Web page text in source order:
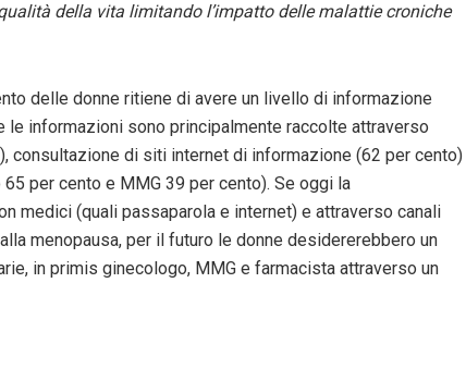
della vita limitando l’impatto delle malattie croniche
delle donne ritiene di avere un livello di informazione
informazioni sono principalmente raccolte attraverso
consultazione di siti internet di informazione (62 per cento)
per cento e MMG 39 per cento). Se oggi la
medici (quali passaparola e internet) e attraverso canali
menopausa, per il futuro le donne desidererebbero un
in primis ginecologo, MMG e farmacista attraverso un